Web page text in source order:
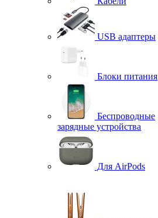
USB адаптеры
Блоки питания
Беспроводные
зарядные устройства
Для AirPods